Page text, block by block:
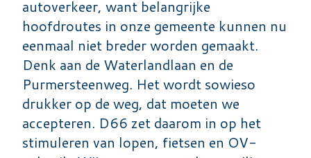
autoverkeer, want belangrijke
hoofdroutes in onze gemeente kunnen nu
eenmaal niet breder worden gemaakt.
Denk aan de Waterlandlaan en de
Purmersteenweg. Het wordt sowieso
drukker op de weg, dat moeten we
accepteren. D66 zet daarom in op het
stimuleren van lopen, fietsen en OV-